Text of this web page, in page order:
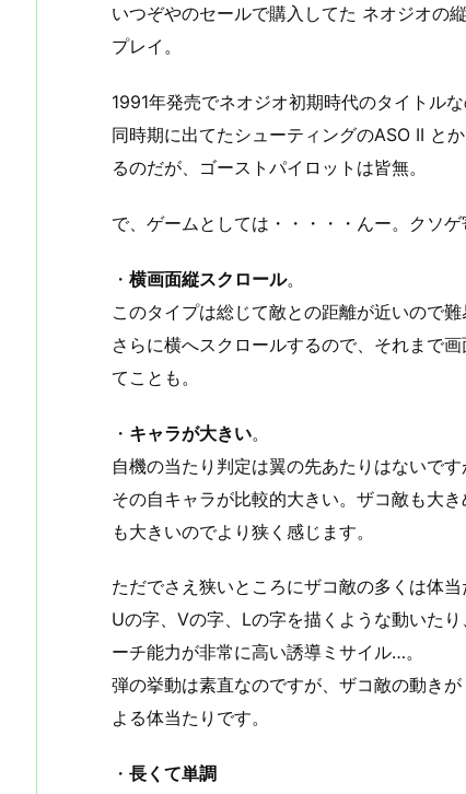
いつぞやのセールで購入してた ネオジオの
プレイ。
1991年発売でネオジオ初期時代のタイトル
同時期に出てたシューティングのASO II と
るのだが、ゴーストパイロットは皆無。
で、ゲームとしては・・・・・んー。クソゲ
・ 横画面縦スクロール。
このタイプは総じて敵との距離が近いので難
さらに横へスクロールするので、それまで
てことも。
・ キャラが大きい。
自機の当たり判定は翼の先あたりはないで
その自キャラが比較的大きい。ザコ敵も大
も大きいのでより狭く感じます。
ただでさえ狭いところにザコ敵の多くは体
Uの字、Vの字、Lの字を描くような動いた
ーチ能力が非常に高い誘導ミサイル…。
弾の挙動は素直なのですが、ザコ敵の動き
よる体当たりです。
・ 長くて単調